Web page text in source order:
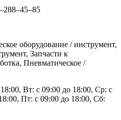
оборудование / инструмент,
Запчасти к
Пневматическое /
Вт: с 09:00 до 18:00, Ср: с
Пт: с 09:00 до 18:00, Сб: